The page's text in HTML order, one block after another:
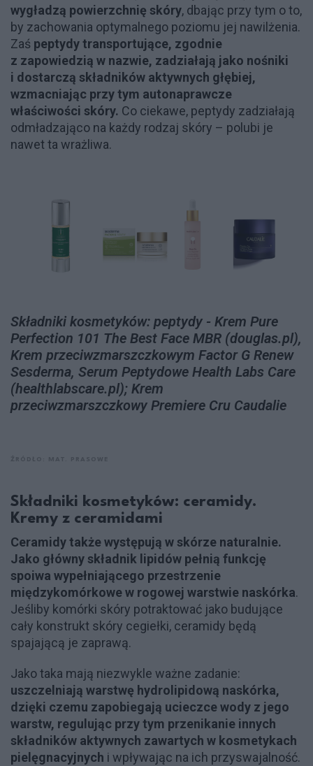
wygładzą powierzchnię skóry, dbając przy tym o to,
by zachowania optymalnego poziomu jej nawilżenia.
Zaś peptydy transportujące, zgodnie
z zapowiedzią w nazwie, zadziałają jako nośniki
i dostarczą składników aktywnych głębiej,
wzmacniając przy tym autonaprawcze
właściwości skóry. Co ciekawe, peptydy zadziałają
odmładzająco na każdy rodzaj skóry – polubi je
nawet ta wrażliwa.
Składniki kosmetyków: peptydy - Krem Pure
Perfection 101 The Best Face MBR (douglas.pl),
Krem przeciwzmarszczkowym Factor G Renew
Sesderma, Serum Peptydowe Health Labs Care
(healthlabscare.pl); Krem
przeciwzmarszczkowy Premiere Cru Caudalie
Składniki kosmetyków: ceramidy.
Kremy z ceramidami
Ceramidy także występują w skórze naturalnie.
Jako główny składnik lipidów pełnią funkcję
spoiwa wypełniającego przestrzenie
międzykomórkowe w rogowej warstwie naskórka.
Jeśliby komórki skóry potraktować jako budujące
cały konstrukt skóry cegiełki, ceramidy będą
spajającą je zaprawą.
Jako taka mają niezwykle ważne zadanie:
uszczelniają warstwę hydrolipidową naskórka,
dzięki czemu zapobiegają ucieczce wody z jego
warstw, regulując przy tym przenikanie innych
składników aktywnych zawartych w kosmetykach
pielęgnacyjnych i wpływając na ich przyswajalność.